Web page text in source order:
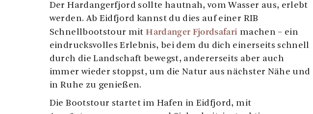
Der Hardangerfjord sollte hautnah, vom Wasser aus, erlebt
werden. Ab Eidfjord kannst du dies auf einer RIB
Schnellbootstour mitHardanger Fjordsafari machen – ein
eindrucksvolles Erlebnis, bei dem du dich einerseits schnell
durch die Landschaft bewegst, andererseits aber auch
immer wieder stoppst, um die Natur aus nächster Nähe und
in Ruhe zu genießen.
Die Bootstour startet im Hafen in Eidfjord, mit